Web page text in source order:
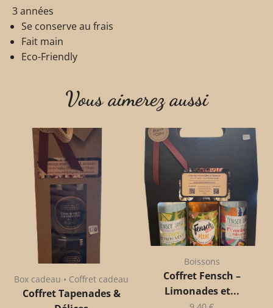
3 années
Se conserve au frais
Fait main
Eco-Friendly
Vous aimerez aussi
Box cadeau • Coffret cadeau
Coffret Tapenades &
Boissons
Coffret Fensch –
Limonades et...